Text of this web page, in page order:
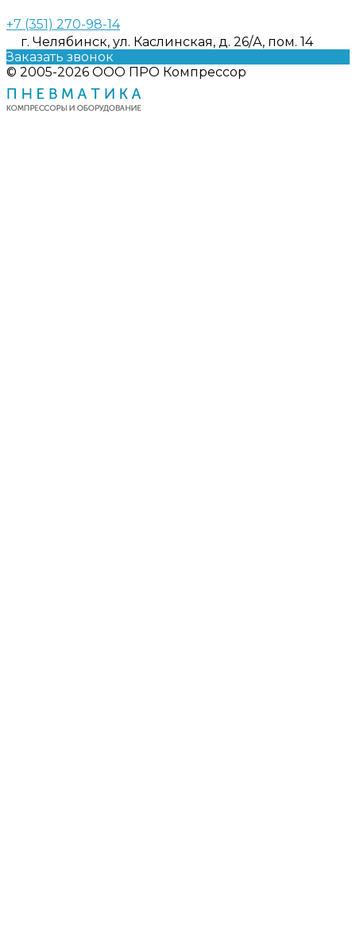
+7 (351) 270-98-14
г. Челябинск, ул. Каслинская, д. 26/А, пом. 14
Заказать звонок
© 2005-2026 ООО ПРО Компрессор